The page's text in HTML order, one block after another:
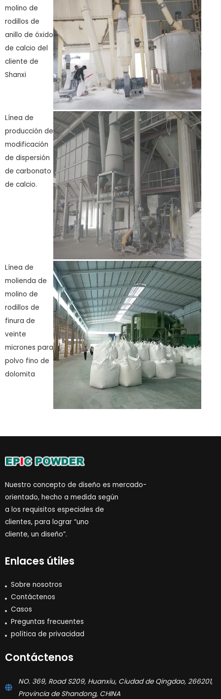
molino de
rodillos de
anillo de óxido
de calcio del
cliente de
Shanxi
Línea de
producción de
modificación
de dispersión
de carbonato
de calcio.
Línea de
molienda de
molino de
rodillos de
finura de
veinte
micrones para
polvo fino de
dolomita
Nuestro concepto de diseño es mercado-
orientado, hecho a medida según
a los requisitos especiales de
clientes, para lograr “uno
cliente, un diseño”.
Enlaces útiles
Sobre nosotros
Contáctenos
Casos
Preguntas frecuentes
política de privacidad
Contáctenos
NO. 369, Road S209, Huanxiu, Ciudad de Qingdao, 266201,
Provincia de Shandong, CHINA